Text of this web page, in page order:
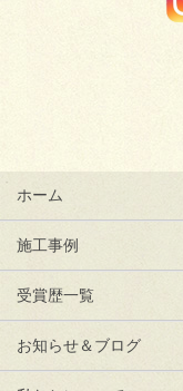
ホーム
施工事例
受賞歴一覧
お知らせ＆ブログ